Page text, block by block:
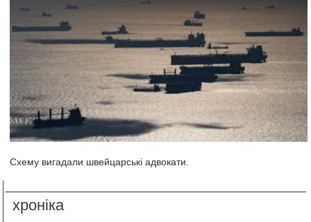
Схему вигадали швейцарські адвокати.
хроніка